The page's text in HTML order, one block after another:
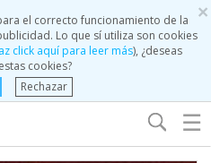
×
el correcto funcionamiento de la
Lo que sí utiliza son cookies
click aquí para leer más), ¿deseas
cookies?
Rechazar
☰